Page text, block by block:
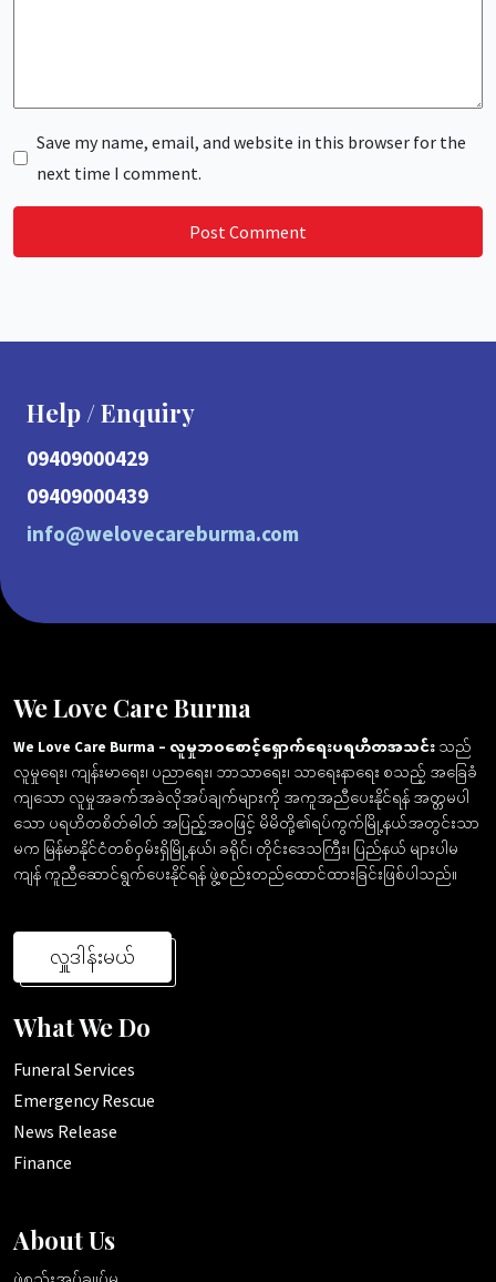
Save my name, email, and website in this browser for the
next time I comment.
We Love Care Burma
We Love Care Burma – လူမှုဘဝစောင့်ရှောက်ရေးပရဟိတအသင်း သည်
လူမှုရေး၊ ကျန်းမာရေး၊ ပညာရေး၊ ဘာသာရေး၊ သာရေးနာရေး စသည့် အခြေခံ
ကျသော လူမှုအခက်အခဲလိုအပ်ချက်များကို အကူအညီပေးနိုင်ရန် အတ္တမပါ
သော ပရဟိတစိတ်ဓါတ် အပြည့်အဝဖြင့် မိမိတို့၏ရပ်ကွက်မြို့နယ်အတွင်းသာ
မက မြန်မာနိုင်ငံတစ်ဝှမ်းရှိမြို့နယ်၊ ခရိုင်၊ တိုင်းဒေသကြီး၊ ပြည်နယ် များပါမ
ကျန် ကူညီဆောင်ရွက်ပေးနိုင်ရန် ဖွဲ့စည်းတည်ထောင်ထားခြင်းဖြစ်ပါသည်။
လှူဒါန်းမယ်
What We Do
Funeral Services
Emergency Rescue
News Release
Finance
About Us
Help / Enquiry
09409000429
09409000439
info@welovecareburma.com